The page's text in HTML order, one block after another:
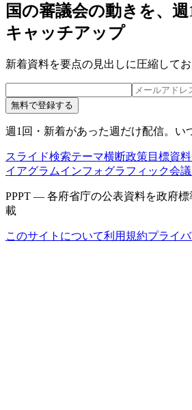
国の審議会の動きを、
キャッチアップ
新着資料を要点の見出しに圧縮してお
無料で登録する
週1回・新着があった週だけ配信。い
スライド検索テーマ横断政策目標資
イアグラムインフォグラフィック会
PPPT — 各府省庁の公表資料を政府
載
このサイトについて利用規約プライ